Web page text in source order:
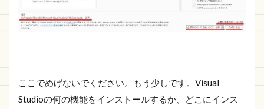
ここでめげないでください。もう少しです。Visual
Studioの何の機能をインストールするか、どこにインス